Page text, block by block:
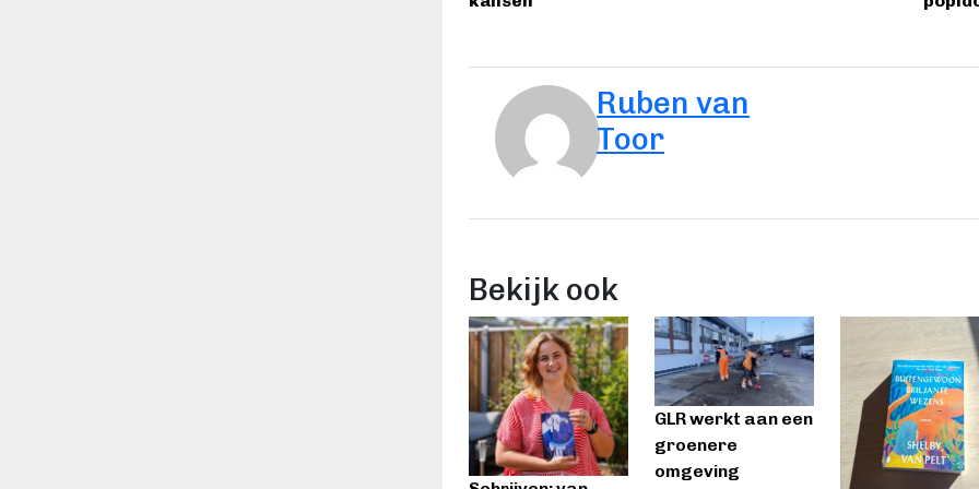
Ruben van
Toor
Bekijk ook
GLR werkt aan een
groenere
omgeving